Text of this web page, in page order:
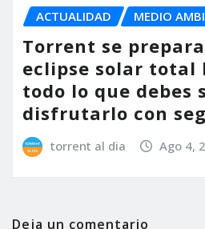
ACTUALIDAD MEDIO
Torrent se
eclipse solar total
todo lo que debes
disfrutarlo con
torrent al dia Ago 4,
Deja un comentario